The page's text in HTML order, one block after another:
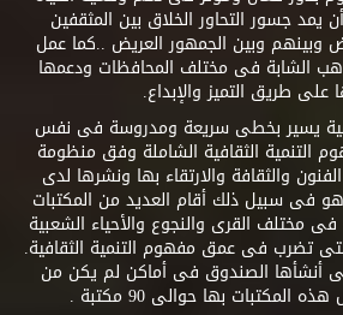
يمد جسور التحاور الخلاق بين المثقفين
وبينهم وبين الجمهور العريض ..كما عمل
الشابة فى مختلف المحافظات ودعمها
طريق التميز والإبداع.
يسير بخطى سريعة ومدروسة فى نفس
التنمية الثقافية الشاملة وفق منظومة
والثقافة والارتقاء بها ونشرها لدى
فى سبيل ذلك أقام العديد من المكتبات
فى مختلف القرى والنجوع والأحياء الشعبية
تضرب فى عمق مفهوم التنمية الثقافية.
أنشأها الصندوق فى أماكن لم يكن من
المكتبات بها حوالى 90 مكتبة .